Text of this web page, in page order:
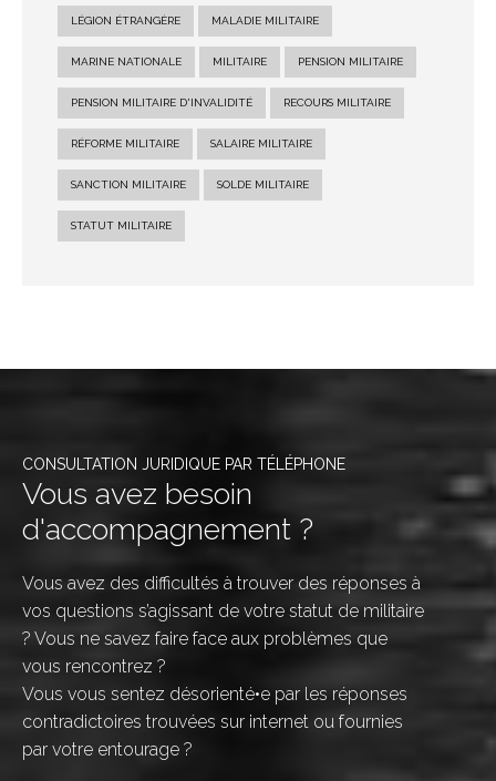
LÉGION ÉTRANGÈRE MALADIE MILITAIRE
MARINE NATIONALE MILITAIRE PENSION MILITAIRE
PENSION MILITAIRE D'INVALIDITÉ RECOURS MILITAIRE
RÉFORME MILITAIRE SALAIRE MILITAIRE
SANCTION MILITAIRE SOLDE MILITAIRE
STATUT MILITAIRE
CONSULTATION JURIDIQUE PAR TÉLÉPHONE
Vous avez besoin
d'accompagnement ?
Vous avez des difficultés à trouver des réponses à
vos questions s’agissant de votre statut de militaire
? Vous ne savez faire face aux problèmes que
vous rencontrez ?
Vous vous sentez désorienté•e par les réponses
contradictoires trouvées sur internet ou fournies
par votre entourage ?